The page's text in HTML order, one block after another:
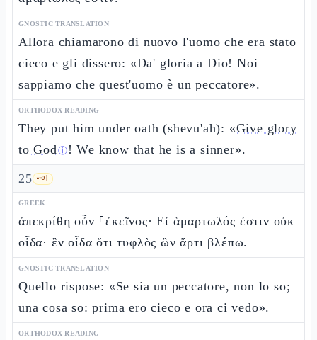
GNOSTIC TRANSLATION
Allora chiamarono di nuovo l'uomo che era stato
cieco e gli dissero: «Da' gloria a Dio! Noi
sappiamo che quest'uomo è un peccatore».
ORTHODOX READING
They put him under oath (shevu'ah): «Give glory
to Godⓘ ! We know that he is a sinner».
25 🗝️1
GREEK
ἀπεκρίθη οὖν ⸀ἐκεῖνος· Εἰ ἁμαρτωλός ἐστιν οὐκ
οἶδα· ἓν οἶδα ὅτι τυφλὸς ὢν ἄρτι βλέπω.
GNOSTIC TRANSLATION
Quello rispose: «Se sia un peccatore, non lo so;
una cosa so: prima ero cieco e ora ci vedo».
ORTHODOX READING